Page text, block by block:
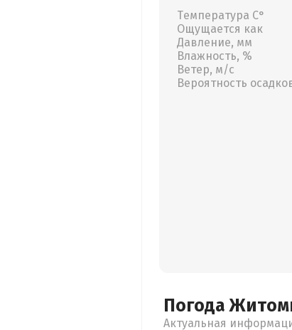
Температура С°
Ощущается как
Давление, мм
Влажность, %
Ветер, м/с
Вероятность
Погода
Актуальная